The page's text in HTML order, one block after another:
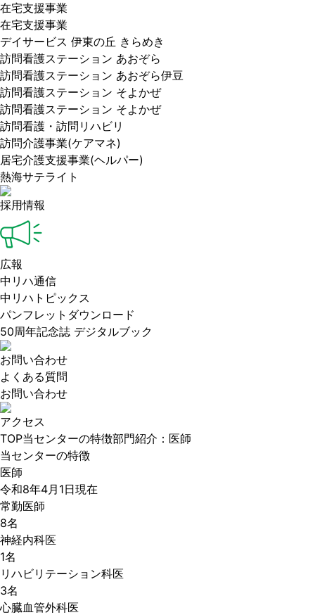
在宅支援事業
在宅支援事業
デイサービス 伊東の丘 きらめき
訪問看護ステーション あおぞら
訪問看護ステーション あおぞら伊豆
訪問看護ステーション そよかぜ
訪問看護ステーション そよかぜ
訪問看護・訪問リハビリ
訪問介護事業(ケアマネ)
居宅介護支援事業(ヘルパー)
熱海サテライト
採用情報
広報
中リハ通信
中リハトピックス
パンフレットダウンロード
50周年記念誌 デジタルブック
お問い合わせ
よくある質問
お問い合わせ
アクセス
TOP当センターの特徴部門紹介：医師
当センターの特徴
医師
令和8年4月1日現在
常勤医師
8名
神経内科医
1名
リハビリテーション科医
3名
心臓血管外科医